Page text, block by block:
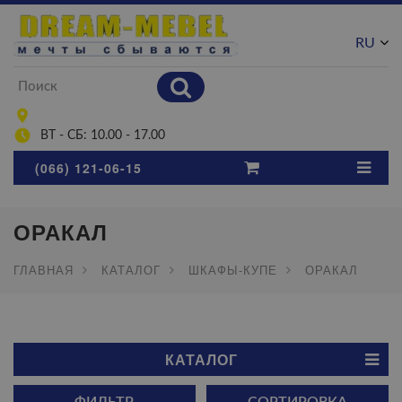
ВТ - СБ: 10.00 - 17.00
RU
(066) 121-06-15
ОРАКАЛ
ГЛАВНАЯ КАТАЛОГ ШКАФЫ-КУПЕ ОРАКАЛ
КАТАЛОГ